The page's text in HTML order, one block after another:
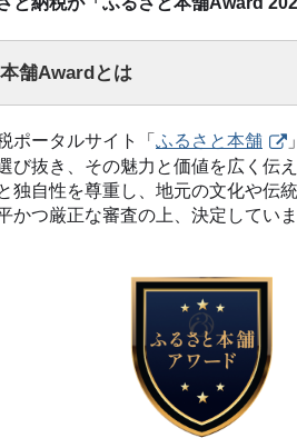
ポータルサイト「 ふるさと本舗
び抜き、その魅力と価値を広く伝
独自性を尊重し、地元の文化や伝
かつ厳正な審査の上、決定していま